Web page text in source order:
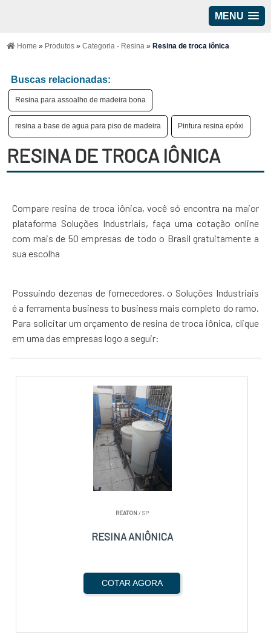
MENU
Home » Produtos»Categoria - Resina» Resina de troca iônica
Buscas relacionadas:
Resina para assoalho de madeira bona
resina a base de agua para piso de madeira Pintura resina epóxi
RESINA DE TROCA IÔNICA
Compare resina de troca iônica, você só encontra na maior
plataforma Soluções Industriais, faça uma cotação online
com mais de 50 empresas de todo o Brasil gratuitamente a
sua escolha
Possuindo dezenas de fornecedores, o Soluções Industriais
é a ferramenta business to business mais completo do ramo.
Para solicitar um orçamento de resina de troca iônica, clique
em uma das empresas logo a seguir:
REATON/ SP
RESINA ANIÔNICA
COTAR AGORA